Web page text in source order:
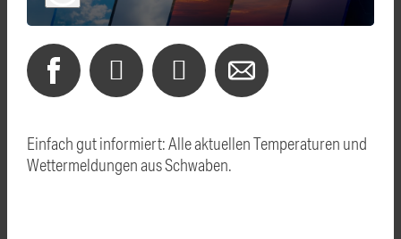
Einfach gut informiert: Alle aktuellen Temperaturen und
Wettermeldungen aus Schwaben.